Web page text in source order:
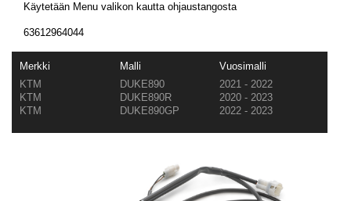
Käytetään Menu valikon kautta ohjaustangosta
63612964044
Merkki Malli
Vuosimalli
KTM
DUKE890
2021 - 2022
KTM
DUKE890R
2020 - 2023
KTM
DUKE890GP 2022 - 2023